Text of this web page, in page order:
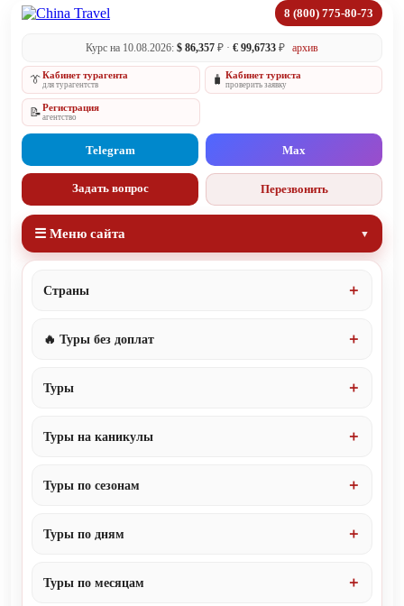
8 (800) 775-80-73
Курс на 10.08.2026: $ 86,357 ₽ · € 99,6733 ₽ архив
👔Кабинет турагента
для турагентств 🧳 Кабинет туриста
проверить заявку
📝Регистрация
агентство
Telegram Max
Задать вопрос Перезвонить
☰ Меню сайта
Страны
🔥 Туры без доплат
Туры
Туры на каникулы
Туры по сезонам
Туры по дням
Туры по месяцам